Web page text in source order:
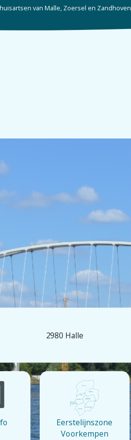
van Malle, Zoersel en Zandhoven
Eerstelijnszone
Voorkempen